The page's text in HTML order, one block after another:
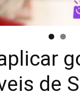
de